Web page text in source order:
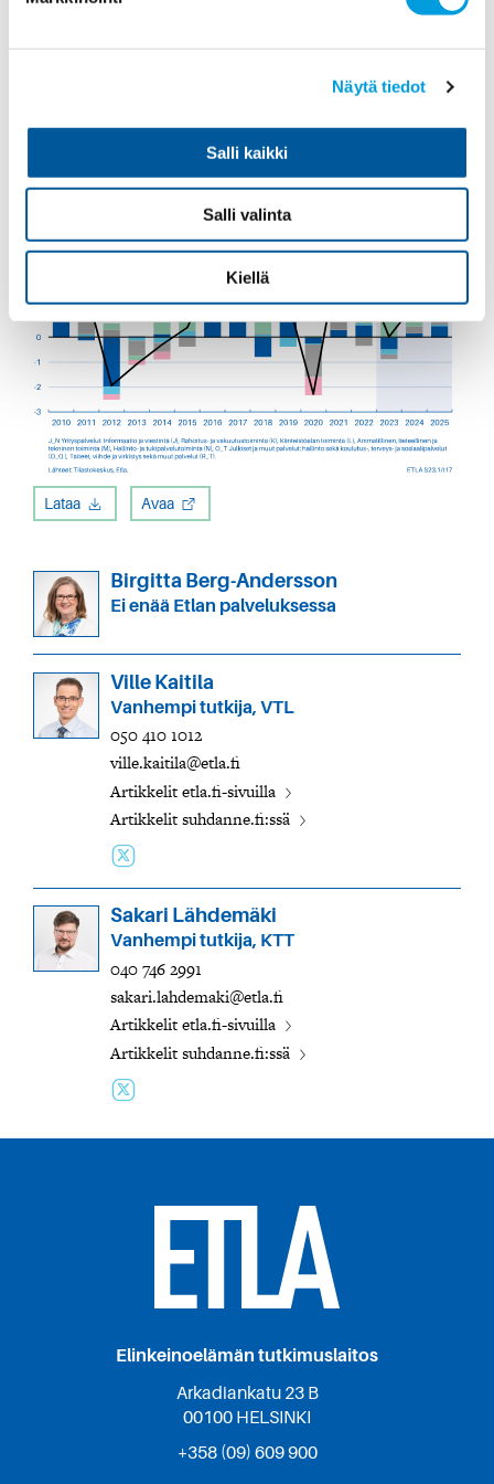
Näytä tiedot
Salli kaikki
Salli valinta
Kiellä
väliseen kysyntään. Kaupanala ja kuljetus supistuvat
edelleen hieman tänä vuonna, ja muut toimialat ovat
pienessä kasvussa. Kehitys vahvistuu laajasti ottaen vasta
ensi vuonna kysynnän palautuessa.
Lataa Avaa
Birgitta Berg-Andersson
Ei enää Etlan palveluksessa
Ville Kaitila
Vanhempi tutkija, VTL
050 410 1012
ville.kaitila@etla.fi
Artikkelit etla.fi-sivuilla
Artikkelit suhdanne.fi:ssä
Sakari Lähdemäki
Vanhempi tutkija, KTT
040 746 2991
sakari.lahdemaki@etla.fi
Artikkelit etla.fi-sivuilla
Artikkelit suhdanne.fi:ssä
Elinkeinoelämän tutkimuslaitos
Arkadiankatu 23 B
00100 HELSINKI
+358 (09) 609 900